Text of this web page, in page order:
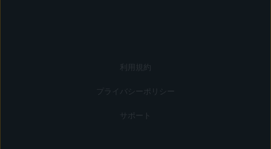
利用規約
プライバシーポリシー
サポート